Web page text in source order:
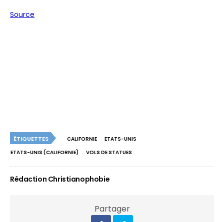
Source
ÉTIQUETTES CALIFORNIE
ETATS-UNIS
ETATS-UNIS (CALIFORNIE)
VOLS DE STATUES
Rédaction Christianophobie
Partager